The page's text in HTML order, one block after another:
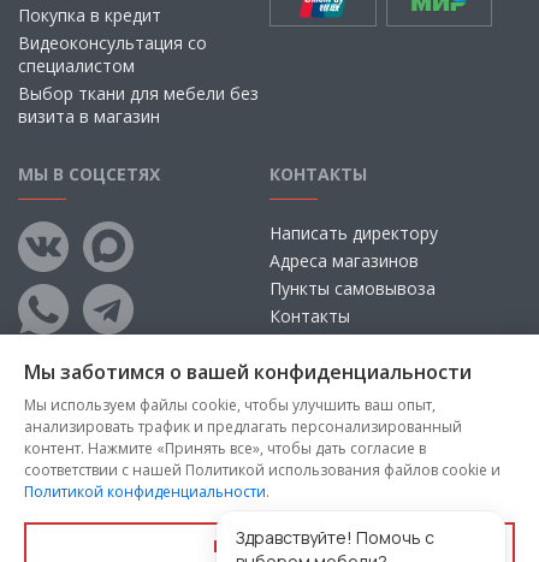
Покупка в кредит
Видеоконсультация со
специалистом
Выбор ткани для мебели без
визита в магазин
МЫ В СОЦСЕТЯХ КОНТАКТЫ
Написать директору
Адреса магазинов
Пункты самовывоза
Контакты
Copyright © 2026, ООО «100 Диванов» — Все права защищены
Администрация Сайта не несет ответственности за
размещаемые Пользователями материалы, их содержание,
Мы заботимся о вашей конфиденциальности
Мы используем файлы cookie, чтобы улучшить ваш опыт,
анализировать трафик и предлагать персонализированный
контент. Нажмите «Принять все», чтобы дать согласие в
соответствии с нашей Политикой использования файлов cookie и
Политикой конфиденциальности.
Принять все
Здравствуйте! Помочь с